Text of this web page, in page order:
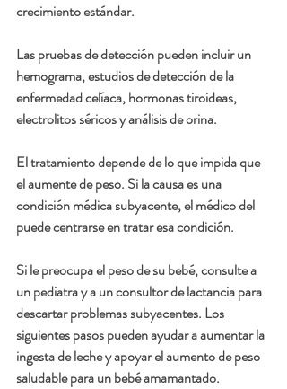
crecimiento estándar.
Las pruebas de detección pueden incluir un
hemograma, estudios de detección de la
enfermedad celíaca, hormonas tiroideas,
electrolitos séricos y análisis de orina.
El tratamiento depende de lo que impida que
el aumente de peso. Si la causa es una
condición médica subyacente, el médico del
puede centrarse en tratar esa condición.
Si le preocupa el peso de su bebé, consulte a
un pediatra y a un consultor de lactancia para
descartar problemas subyacentes. Los
siguientes pasos pueden ayudar a aumentar la
ingesta de leche y apoyar el aumento de peso
saludable para un bebé amamantado.